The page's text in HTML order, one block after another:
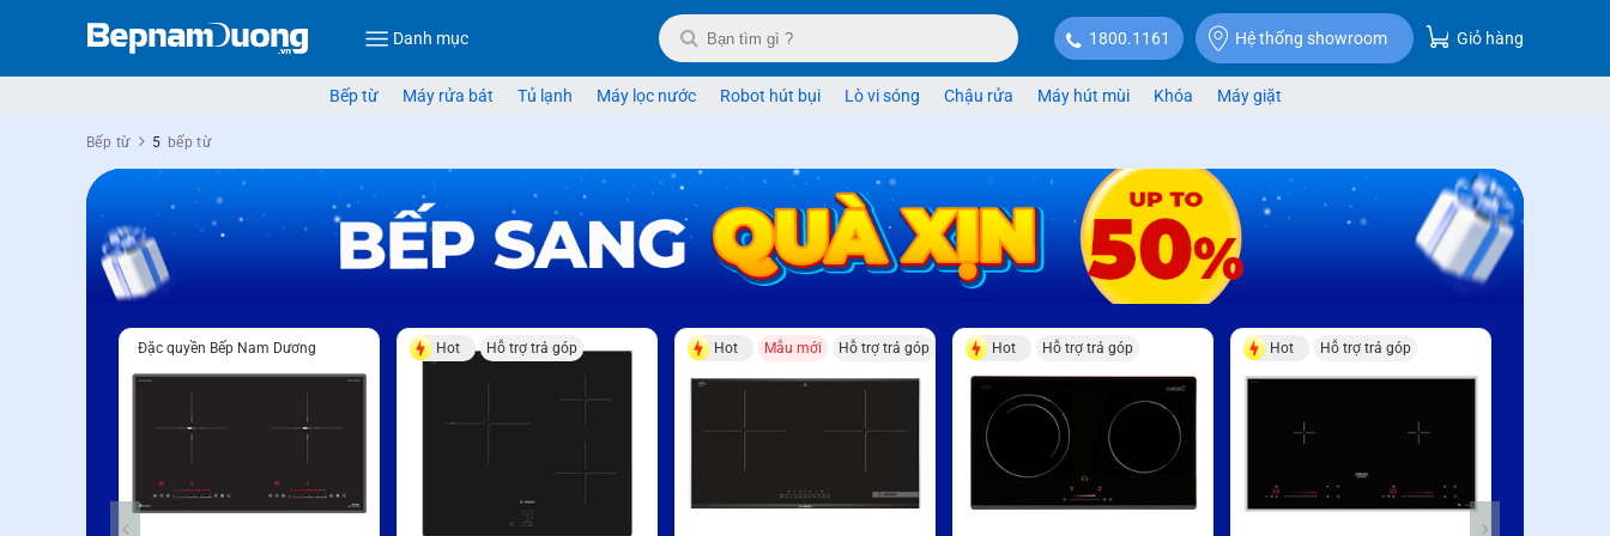
Danh mục 1800.1161 Hệ thống showroom Giỏ hàng
Bếp từ Máy rửa bát Tủ lạnh Máy lọc nước Robot hút bụi Lò vi sóng Chậu rửa Máy hút mùi Khóa Máy giặt
Bếp từ 5 bếp từ
Đặc quyền Bếp Nam Dương Hot Hỗ trợ trả góp Hot Mẫu mới Hỗ trợ trả góp Hot Hỗ trợ trả góp Hot Hỗ trợ trả góp